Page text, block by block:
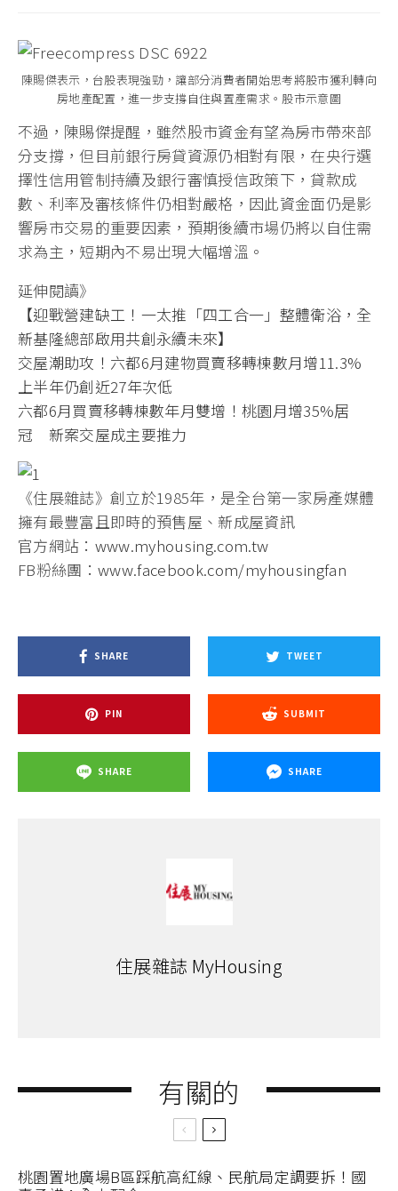
陳賜傑表示，台股表現強勁，讓部分消費者開始思考將股市獲利轉向
房地產配置，進一步支撐自住與置產需求。股市示意圖
不過，陳賜傑提醒，雖然股市資金有望為房市帶來部
分支撐，但目前銀行房貸資源仍相對有限，在央行選
擇性信用管制持續及銀行審慎授信政策下，貸款成
數、利率及審核條件仍相對嚴格，因此資金面仍是影
響房市交易的重要因素，預期後續市場仍將以自住需
求為主，短期內不易出現大幅增溫。
延伸閱讀》
【迎戰營建缺工！一太推「四工合一」整體衛浴，全
新基隆總部啟用共創永續未來】
交屋潮助攻！六都6月建物買賣移轉棟數月增11.3%
上半年仍創近27年次低
六都6月買賣移轉棟數年月雙增！桃園月增35%居
冠 新案交屋成主要推力
《住展雜誌》創立於1985年，是全台第一家房產媒體
擁有最豐富且即時的預售屋、新成屋資訊
官方網站： www.myhousing.com.tw
FB粉絲團：www.facebook.com/myhousingfan
SHARE TWEET
PIN SUBMIT
SHARE SHARE
住展雜誌 MyHousing
有關的
桃園置地廣場B區踩航高紅線、民航局定調要拆！國